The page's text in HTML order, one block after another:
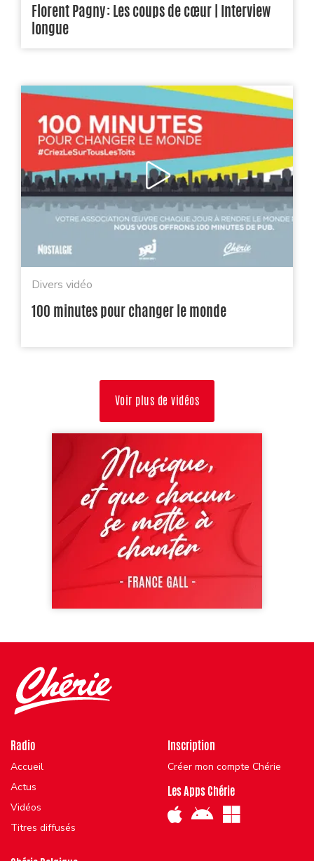
Florent Pagny : Les coups de cœur | Interview
longue
Divers vidéo
100 minutes pour changer le monde
Voir plus de vidéos
Radio
Accueil
Actus
Vidéos
Titres diffusés
Inscription
Créer mon compte Chérie
Les Apps Chérie